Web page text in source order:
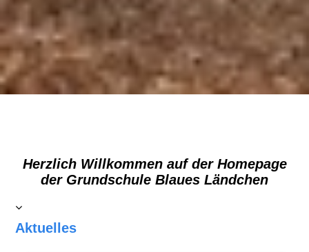
Herzlich Willkommen auf der Homepage
der Grundschule Blaues Ländchen
Aktuelles